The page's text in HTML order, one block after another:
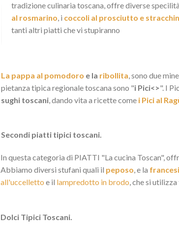
tradizione culinaria toscana, offre diverse
al rosmarino, i coccoli al prosciutto e
tanti altri piatti che vi stupiranno
La pappa al pomodoro e la ribollita , sono due
pietanza tipica regionale toscana sono "i Pici<>". I
sughi toscani , dando vita a ricette come i Pici al
Secondi piatti tipici toscani.
In questa categoria di PIATTI "La cucina Toscan",
Abbiamo diversi stufani quali il peposo, e la
all'uccelletto e il lampredotto in brodo, che si
Dolci Tipici Toscani.